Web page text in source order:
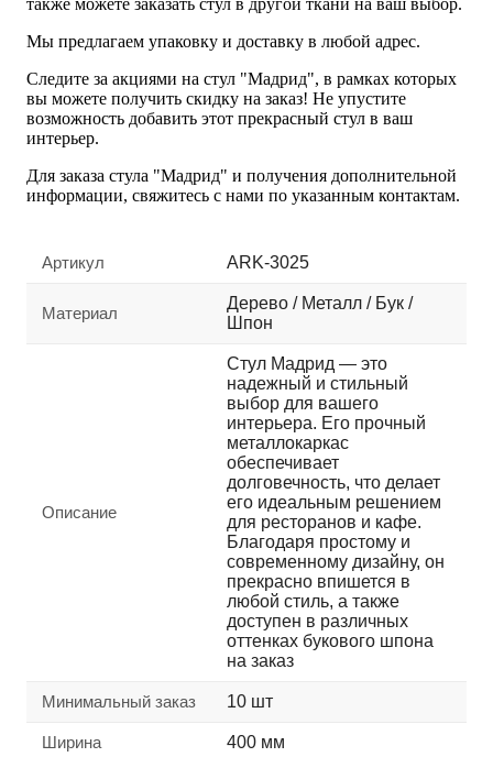
также можете заказать стул в другой ткани на ваш выбор.
Мы предлагаем упаковку и доставку в любой адрес.
Следите за акциями на стул "Мадрид", в рамках которых
вы можете получить скидку на заказ! Не упустите
возможность добавить этот прекрасный стул в ваш
интерьер.
Для заказа стула "Мадрид" и получения дополнительной
информации, свяжитесь с нами по указанным контактам.
Артикул ARK-3025
Материал
Дерево / Металл / Бук /
Шпон
Описание
Стул Мадрид — это
надежный и стильный
выбор для вашего
интерьера. Его прочный
металлокаркас
обеспечивает
долговечность, что делает
его идеальным решением
для ресторанов и кафе.
Благодаря простому и
современному дизайну, он
прекрасно впишется в
любой стиль, а также
доступен в различных
оттенках букового шпона
на заказ
Минимальный заказ 10 шт
Ширина 400 мм